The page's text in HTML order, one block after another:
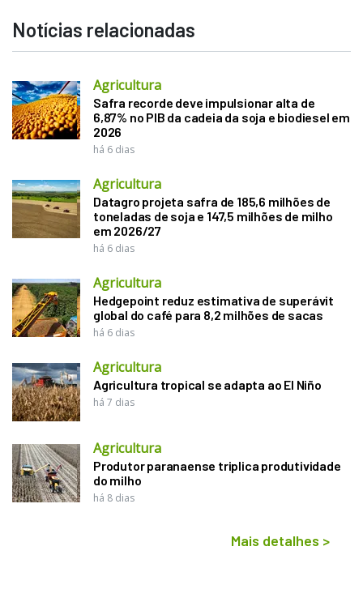
Notícias relacionadas
Agricultura
Safra recorde deve impulsionar alta de
6,87% no PIB da cadeia da soja e biodiesel em
2026
há 6 dias
Agricultura
Datagro projeta safra de 185,6 milhões de
toneladas de soja e 147,5 milhões de milho
em 2026/27
há 6 dias
Agricultura
Hedgepoint reduz estimativa de superávit
global do café para 8,2 milhões de sacas
há 6 dias
Agricultura
Agricultura tropical se adapta ao El Niño
há 7 dias
Agricultura
Produtor paranaense triplica produtividade
do milho
há 8 dias
Mais detalhes >